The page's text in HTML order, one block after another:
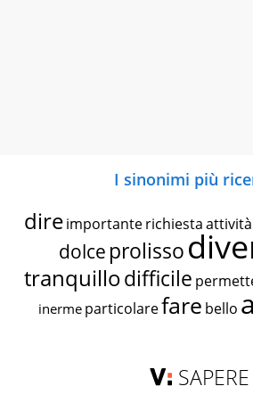
I sinonimi più
dire importante richiestaattività
dolce prolisso
tranquillodifficile
inerme particolarefare bello
SAPERE